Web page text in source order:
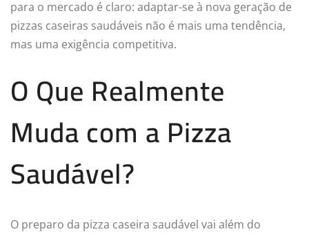
para o mercado é claro: adaptar-se à nova geração de
pizzas caseiras saudáveis não é mais uma tendência,
mas uma exigência competitiva.
O Que Realmente
Muda com a Pizza
Saudável?
O preparo da pizza caseira saudável vai além do